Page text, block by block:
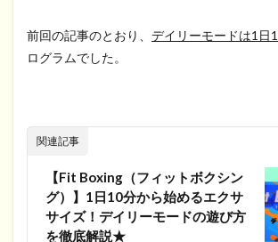
前回の記事のとおり、 デイリーモードは1日
ログラムでした。
関連記事
【Fit Boxing（フィットボクシン
グ）】1日10分から始めるエクサ
サイズ！デイリーモードの遊び方
を徹底解説★